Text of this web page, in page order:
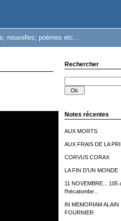
nouvelles; poèmes etc...
Rechercher
Notes récentes
AUX MORTS
AUX FRAIS DE LA
CORVUS CORAX
LA FIN D'UN MONDE
11 NOVEMBRE... 105
l'hécatombe...
IN MEMORIAM ALAIN
FOURNIER